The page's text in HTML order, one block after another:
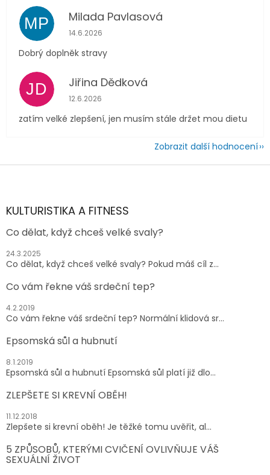
MP Milada Pavlasová
Hodnocení obchodu je 5 z 5 hvězdiček.
14.6.2026
Dobrý doplněk stravy
JD Jiřina Dědková
Hodnocení obchodu je 4 z 5 hvězdiček.
12.6.2026
zatím velké zlepšení, jen musím stále držet mou dietu
Zobrazit další hodnocení
Z
aKULTURISTIKA A FITNESS
Co dělat, když chceš velké svaly?
24.3.2025
Co dělat, když chceš velké svaly? Pokud máš cíl z...
Co vám řekne váš srdeční tep?
4.2.2019
Co vám řekne váš srdeční tep? Normální klidová sr...
Epsomská sůl a hubnutí
8.1.2019
Epsomská sůl a hubnutí Epsomská sůl platí již dlo...
ZLEPŠETE SI KREVNÍ OBĚH!
11.12.2018
Zlepšete si krevní oběh! Je těžké tomu uvěřit, al...
5 ZPŮSOBŮ, KTERÝMI CVIČENÍ OVLIVŇUJE VÁŠ
SEXUÁLNÍ ŽIVOT